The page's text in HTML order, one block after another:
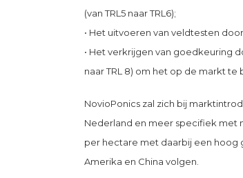
(van TRL5 naar TRL6);
• Het uitvoeren van veldtesten
• Het verkrijgen van goedkeuring
naar TRL 8) om het op de markt te
NovioPonics zal zich bij
Nederland en meer specifiek met
per hectare met daarbij een hoog
Amerika en China volgen.